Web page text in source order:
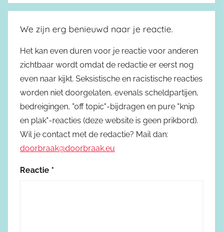
We zijn erg benieuwd naar je reactie.
Het kan even duren voor je reactie voor anderen
zichtbaar wordt omdat de redactie er eerst nog
even naar kijkt. Seksistische en racistische reacties
worden niet doorgelaten, evenals scheldpartijen,
bedreigingen, "off topic"-bijdragen en pure "knip
en plak"-reacties (deze website is geen prikbord).
Wil je contact met de redactie? Mail dan:
doorbraak@doorbraak.eu
Reactie *